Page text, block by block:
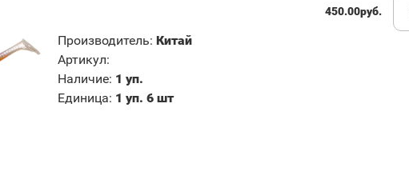
450.00руб.
Производитель: Китай
Артикул:
Наличие: 1 уп.
Единица: 1 уп. 6 шт